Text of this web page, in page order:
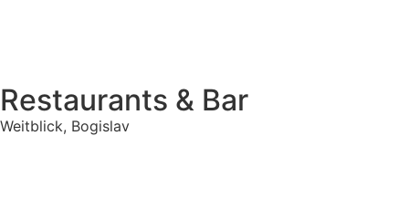
Restaurants & Bar
Weitblick, Bogislav